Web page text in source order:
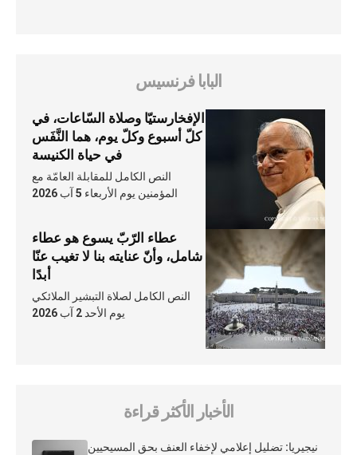
البابا فرنسيس
الإفخارستيّا وصلاة السّاعات، في
كلّ أسبوع وكلّ يوم، هما النَّفَس
في حياة الكنيسة
النص الكامل للمقابلة العامّة مع
المؤمنين يوم الأربعاء 5 آب 2026
عطاء الرّبّ يسوع هو عطاء
شامل، وأنّ عنايته بنا لا تغيب عنّا
أبدًا
النص الكامل لصلاة التبشير الملائكي
يوم الأحد 2 آب 2026
الأخبار الأكثر قراءة
نيجيريا: تضليل إعلامي لإخفاء العنف بحق المسيحيين